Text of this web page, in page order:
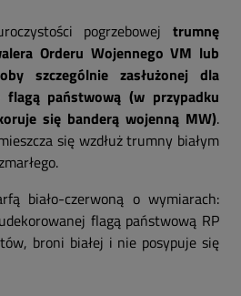
pogrzebowej trumnę
Orderu Wojennego VM lub
szczególnie zasłużonej dla
państwową (w przypadku
się banderą wojenną MW).
się wzdłuż trumny białym
biało-czerwoną o wymiarach:
flagą państwową RP
broni białej i nie posypuje się